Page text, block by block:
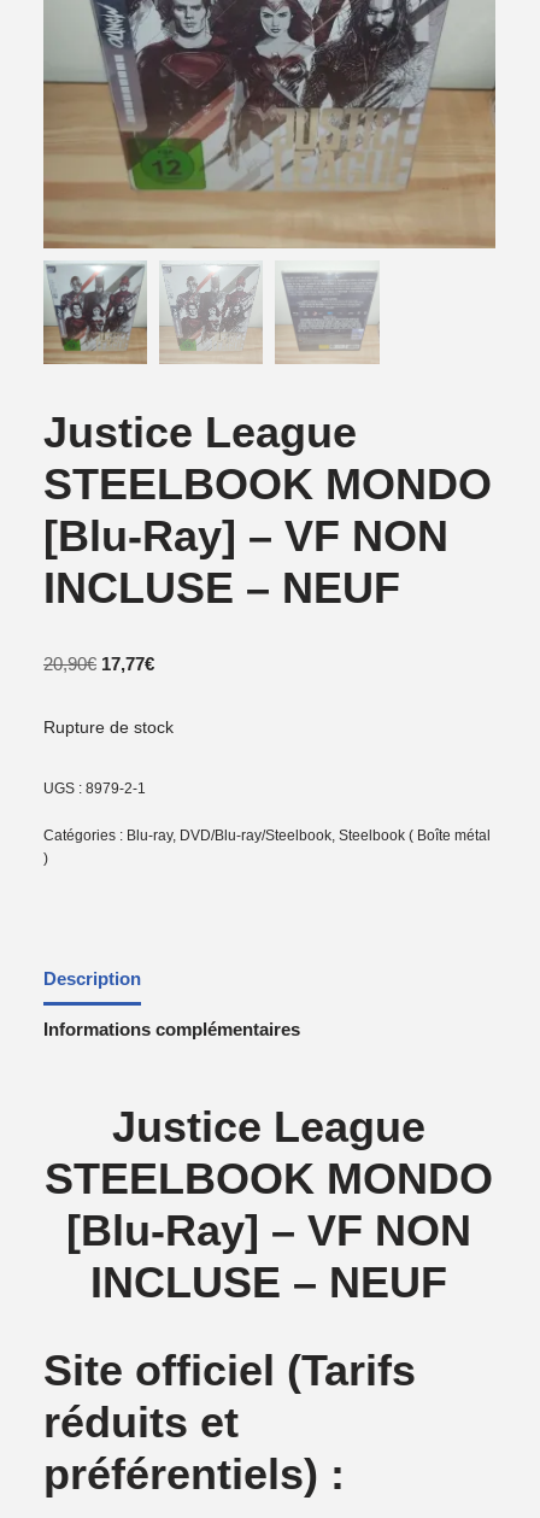
Justice League
STEELBOOK MONDO
[Blu-Ray] – VF NON
INCLUSE – NEUF
20,90€ 17,77€
Rupture de stock
UGS :8979-2-1
Catégories : Blu-ray, DVD/Blu-ray/Steelbook,Steelbook ( Boîte métal
)
Description
Informations complémentaires
Justice League
STEELBOOK MONDO
[Blu-Ray] – VF NON
INCLUSE – NEUF
Site officiel (Tarifs
réduits et
préférentiels) :